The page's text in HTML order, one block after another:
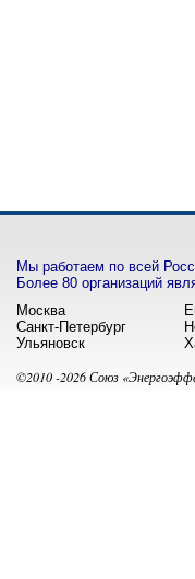
Мы работаем по всей
Более 80 организаций
Москва
Санкт-Петербург
Ульяновск
©2010 -2026 Союз